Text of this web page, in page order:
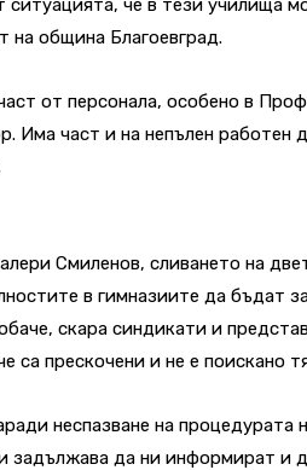
ситуацията, че в тези училища
на община Благоевград.
от персонала, особено в
Има част и на непълен работен
Смиленов, сливането на
в гимназиите да бъдат
скара синдикати и
са прескочени и не е поискано
неспазване на
задължава да ни информират и